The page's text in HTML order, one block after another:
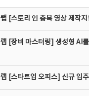
[스토리 인 충북 영상 제작
[장비 마스터링] 생성형 AI
[스타트업 오피스] 신규 입